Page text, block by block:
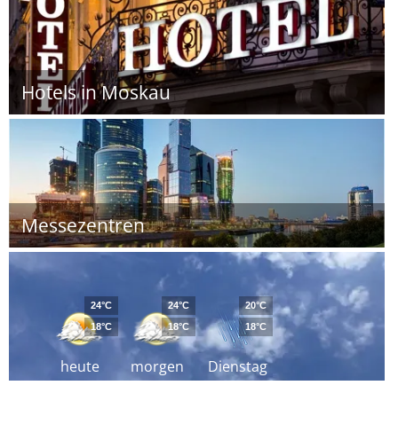
Hotels in Moskau
Messezentren
heute
24°C
18°C
morgen
24°C
18°C
Dienstag
20°C
18°C